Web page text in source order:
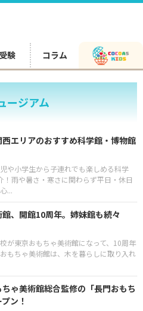
験 コラム
ージアム
エリアのおすすめ科学館・博物館
や小学生から子連れでも楽しめる科学
！雨や暑さ・寒さに関わらず平日・休日
...
、開館10周年。姉妹館も続々
が東京おもちゃ美術館になって、10周年
もちゃ美術館は、木を暮らしに取り入れ
ゃ美術館総合監修の「長門おもち
ン！